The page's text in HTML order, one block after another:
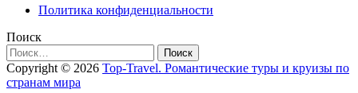
Политика конфиденциальности
Поиск
Найти:
Copyright © 2026 Top-Travel. Романтические туры и круизы по
странам мира